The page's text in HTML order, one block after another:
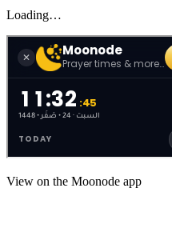
Loading…
View on the Moonode app